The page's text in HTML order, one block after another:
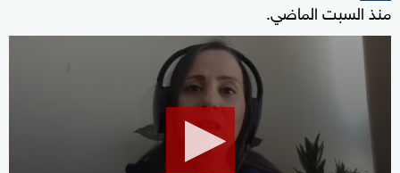
منذ السبت الماضي.